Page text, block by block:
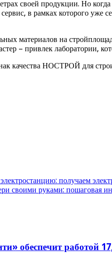
своей продукции. Но
в рамках которого уже
материалов на
– привлек лаборатории,
качества НОСТРОЙ для
получаем
своими руками: пошаговая
обеспечит работой